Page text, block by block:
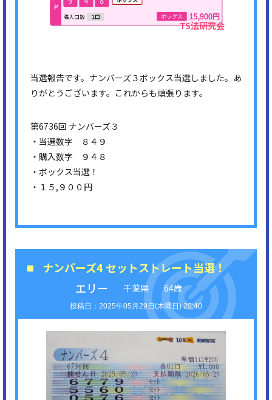
当選報告です。ナンバーズ３ボックス当選しました。あ
りがとうございます。これからも頑張ります。
第6736回 ナンバーズ３
・当選数字 ８４９
・購入数字 ９４８
・ボックス当選！
・１５,９００円
ナンバーズ4 セットストレート当選！
エリー
千葉県 64歳
2025年05月29日(木曜日) 20:40